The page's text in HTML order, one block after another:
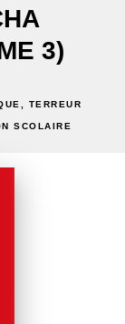
3)
TERREUR
SCOLAIRE